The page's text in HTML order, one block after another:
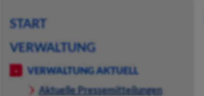
START
VERWALTUNG
VERWALTUNG AKTUELL
Aktuelle Pressemitteilungen